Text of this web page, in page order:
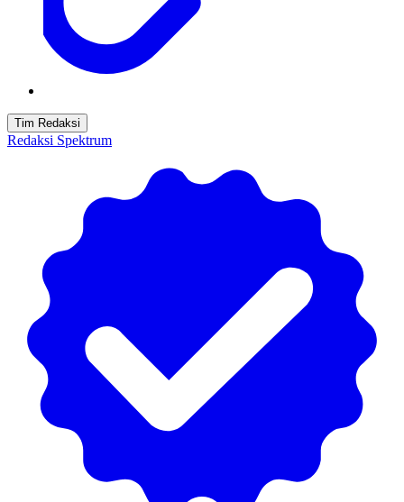
Tim Redaksi
Redaksi Spektrum